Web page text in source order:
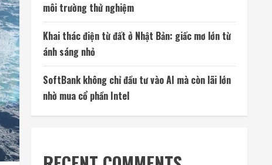
môi trường thử nghiệm
Khai thác điện từ đất ở Nhật Bản: giấc mơ lớn từ
ánh sáng nhỏ
SoftBank không chỉ đầu tư vào AI mà còn lãi lớn
nhờ mua cổ phần Intel